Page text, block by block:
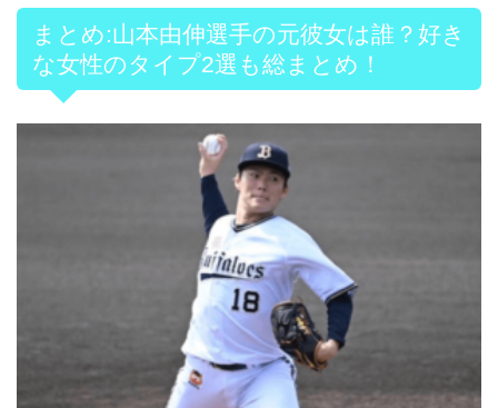
まとめ:山本由伸選手の元彼女は誰？好き
な女性のタイプ2選も総まとめ！